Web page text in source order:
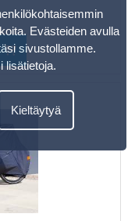
Evästeiden avulla
sivustollamme.
lisätietoja.
Kieltäytyä